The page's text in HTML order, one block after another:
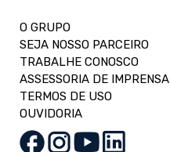
O GRUPO
SEJA NOSSO PARCEIRO
TRABALHE CONOSCO
ASSESSORIA DE IMPRENSA
TERMOS DE USO
OUVIDORIA